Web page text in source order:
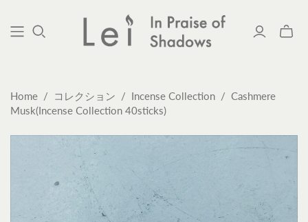
ミ
え
Home / コレクション / Incense Collection / Cashmere
Musk(Incense Collection 40sticks)